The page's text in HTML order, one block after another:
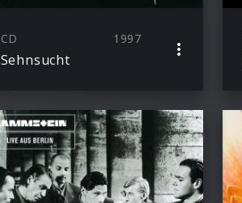
CD 1997
Sehnsucht